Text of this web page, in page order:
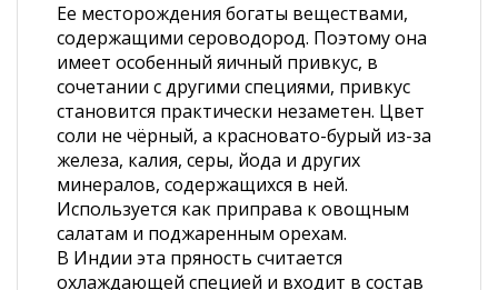
Ее месторождения богаты веществами,
содержащими сероводород. Поэтому она
имеет особенный яичный привкус, в
сочетании с другими специями, привкус
становится практически незаметен. Цвет
соли не чёрный, а красновато-бурый из-за
железа, калия, серы, йода и других
минералов, содержащихся в ней.
Используется как приправа к овощным
салатам и поджаренным орехам.
В Индии эта пряность считается
охлаждающей специей и входит в состав